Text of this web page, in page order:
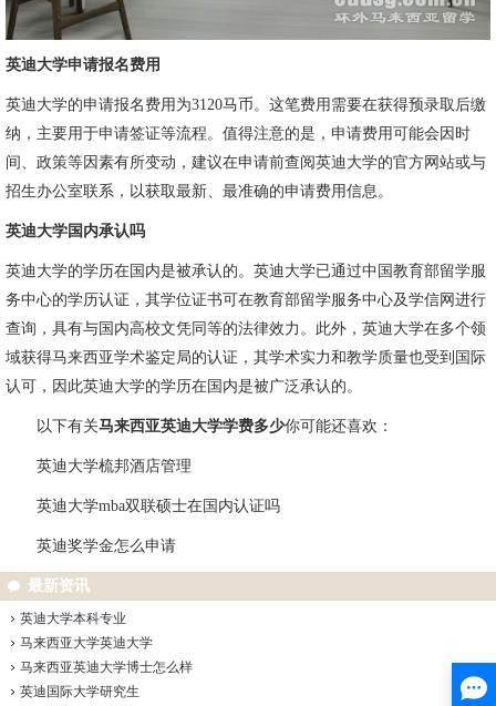
英迪大学申请报名费用
英迪大学的申请报名费用为3120马币。这笔费用需要在获得预录取后缴
纳，主要用于申请签证等流程。值得注意的是，申请费用可能会因时
间、政策等因素有所变动，建议在申请前查阅英迪大学的官方网站或与
招生办公室联系，以获取最新、最准确的申请费用信息。
英迪大学国内承认吗
英迪大学的学历在国内是被承认的。英迪大学已通过中国教育部留学服
务中心的学历认证，其学位证书可在教育部留学服务中心及学信网进行
查询，具有与国内高校文凭同等的法律效力。此外，英迪大学在多个领
域获得马来西亚学术鉴定局的认证，其学术实力和教学质量也受到国际
认可，因此英迪大学的学历在国内是被广泛承认的。
以下有关马来西亚英迪大学学费多少你可能还喜欢：
英迪大学梳邦酒店管理
英迪大学mba双联硕士在国内认证吗
英迪奖学金怎么申请
最新资讯
英迪大学本科专业
马来西亚大学英迪大学
马来西亚英迪大学博士怎么样
英迪国际大学研究生